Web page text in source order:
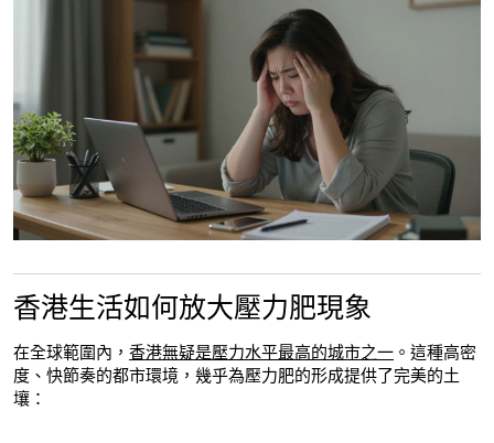
香港生活如何放大壓力肥現象
在全球範圍內， 香港無疑是壓力水平最高的城市之一 。這種高密
度、快節奏的都市環境，幾乎為壓力肥的形成提供了完美的土
壤：